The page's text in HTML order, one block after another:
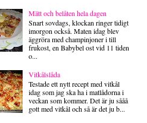
Mätt och belåten hela dagen
Snart sovdags, klockan ringer tidigt
imorgon också. Maten idag blev
äggröra med champinjoner i till
frukost, en Babybel ost vid 11 tiden
o...
Vitkålslåda
Testade ett nytt recept med vitkål
idag som jag ska ha i matlådorna i
veckan som kommer. Det är ju sååå
gott med vitkål och så är det ju b...